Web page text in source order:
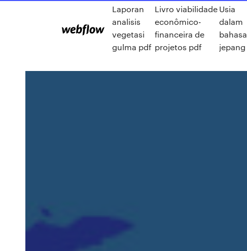
Laporan
analisis
vegetasi
gulma pdf
Livro viabilidade
econômico-
financeira de
projetos pdf
Usia
dalam
bahasa
jepang